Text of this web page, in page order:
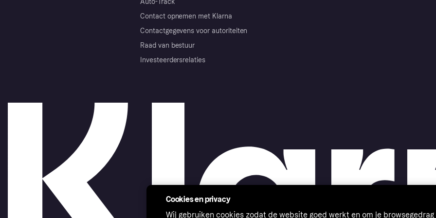
Auto-Track
Contact opnemen met Klarna
Contactgegevens voor autoriteiten
Raad van bestuur
Investeerdersrelaties
Cookies en privacy
Wij gebruiken cookies zodat de website goed werkt en om je browsegedrag